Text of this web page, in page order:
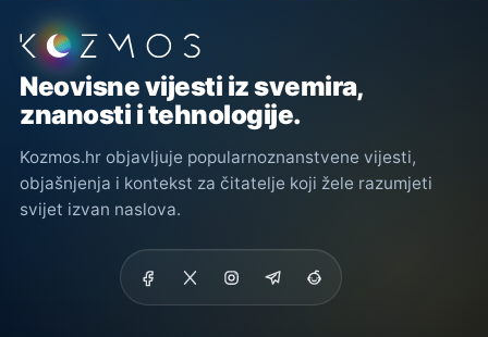
Podnožje stranice
Neovisne vijesti iz svemira,
znanosti i tehnologije.
Kozmos.hr objavljuje popularnoznanstvene vijesti,
objašnjenja i kontekst za čitatelje koji žele razumjeti
svijet izvan naslova.